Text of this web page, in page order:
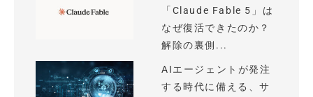
「Claude Fable 5」は
なぜ復活できたのか？
解除の裏側...
AIエージェントが発注
する時代に備える、サ